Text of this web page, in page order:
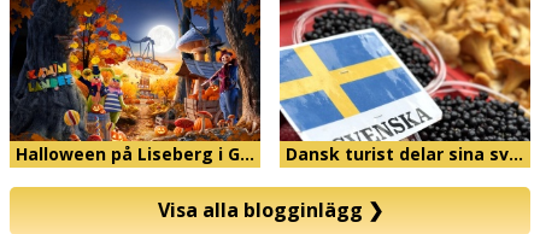
Halloween på Liseberg i G… Dansk turist delar sina sv…
Visa alla blogginlägg❯